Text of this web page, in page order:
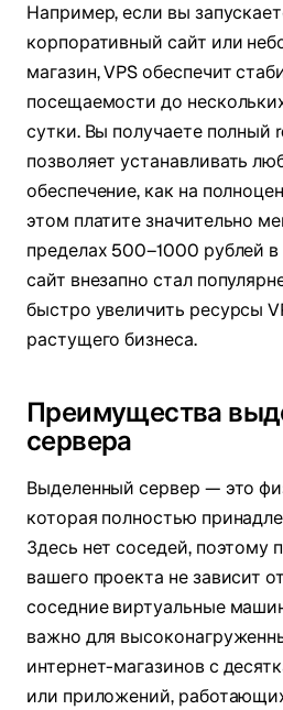
Например, если вы
корпоративный сайт или
магазин, VPS обеспечит
посещаемости до
сутки. Вы получаете полный
позволяет устанавливать
обеспечение, как на
этом платите значительно
пределах 500–1000 рублей
сайт внезапно стал
быстро увеличить ресурсы
растущего бизнеса.
Преимущества
сервера
Выделенный сервер — это
которая полностью
Здесь нет соседей, поэтому
вашего проекта не зависит
соседние виртуальные
важно для
интернет-магазинов с
или приложений,